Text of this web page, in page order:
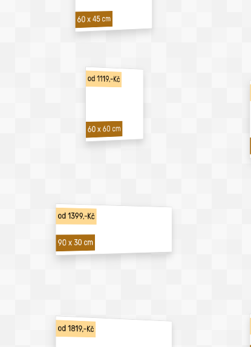
60 x 45 cm
od 1119,-Kč
60 x 60 cm
od 1399,-Kč
90 x 30 cm
od 1819,-Kč